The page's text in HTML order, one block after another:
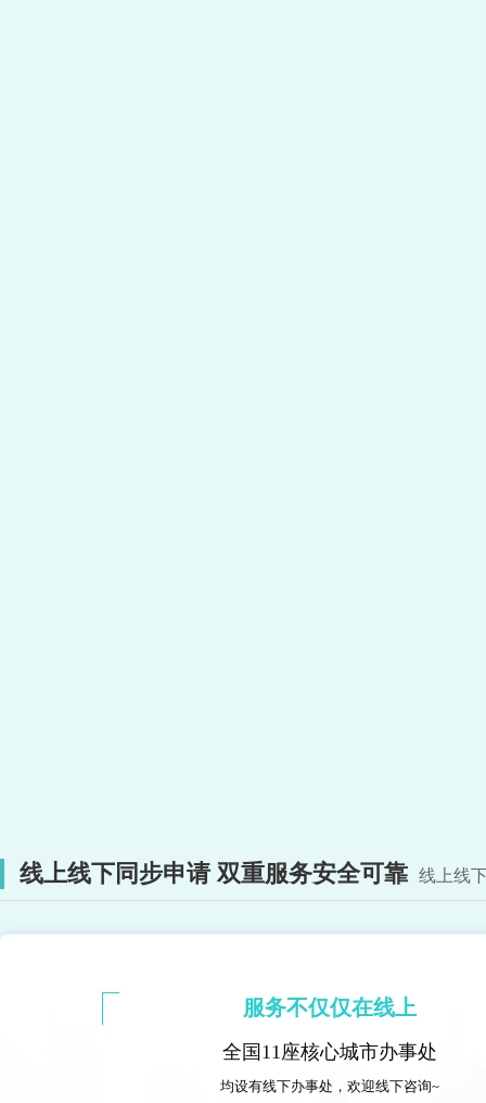
线上线下同步申请 双重服务安全可靠 线上线
服务不仅仅在线上
全国11座核心城市办事处
均设有线下办事处，欢迎线下咨询~